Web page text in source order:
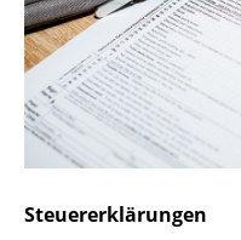
Steuererklärungen